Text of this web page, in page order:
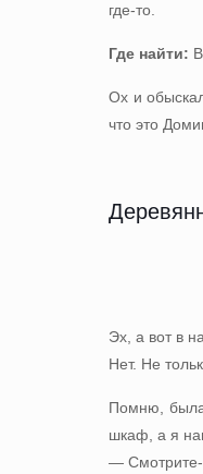
где-то.
Где найти:
Ох и
что это
Эх, а вот в
Нет. Не
Помню, была
шкаф, а я
—